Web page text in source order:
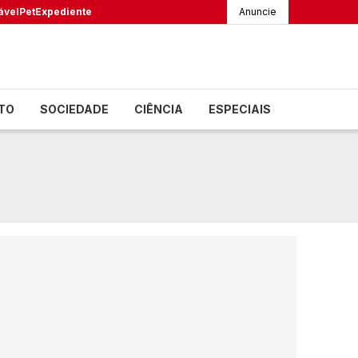
PetExpediente Anuncie
SOCIEDADE CIÊNCIA ESPECIAIS